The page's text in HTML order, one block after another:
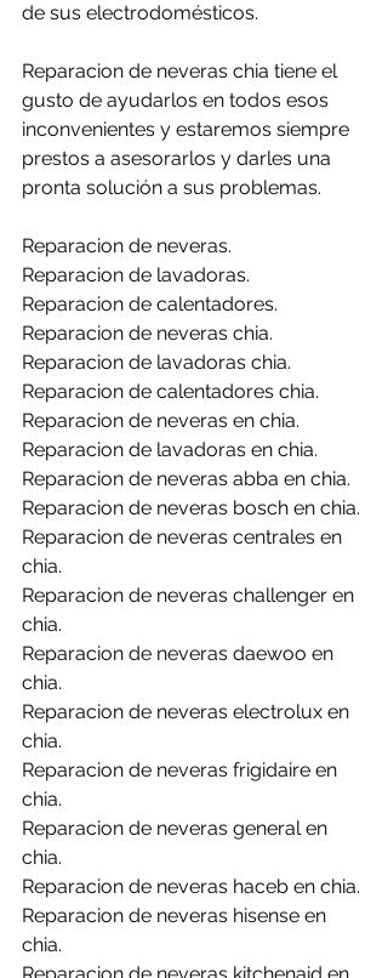
de sus electrodomésticos.
Reparacion de neveras chia tiene el
gusto de ayudarlos en todos esos
inconvenientes y estaremos siempre
prestos a asesorarlos y darles una
pronta solución a sus problemas.
Reparacion de neveras.
Reparacion de lavadoras.
Reparacion de calentadores.
Reparacion de neveras chia.
Reparacion de lavadoras chia.
Reparacion de calentadores chia.
Reparacion de neveras en chia.
Reparacion de lavadoras en chia.
Reparacion de neveras abba en chia.
Reparacion de neveras bosch en chia.
Reparacion de neveras centrales en
chia.
Reparacion de neveras challenger en
chia.
Reparacion de neveras daewoo en
chia.
Reparacion de neveras electrolux en
chia.
Reparacion de neveras frigidaire en
chia.
Reparacion de neveras general en
chia.
Reparacion de neveras haceb en chia.
Reparacion de neveras hisense en
chia.